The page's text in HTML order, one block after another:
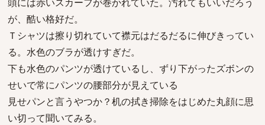
が、酷い格好だ。
Ｔシャツは擦り切れていて襟元はだるだるに伸びきってい
る。水色のブラが透けすぎだ。
下も水色のパンツが透けているし、ずり下がったズボンの
せいで常にパンツの腰部分が見えている
見せパンと言うやつか？机の拭き掃除をはじめた丸顔に思
い切って聞いてみる。